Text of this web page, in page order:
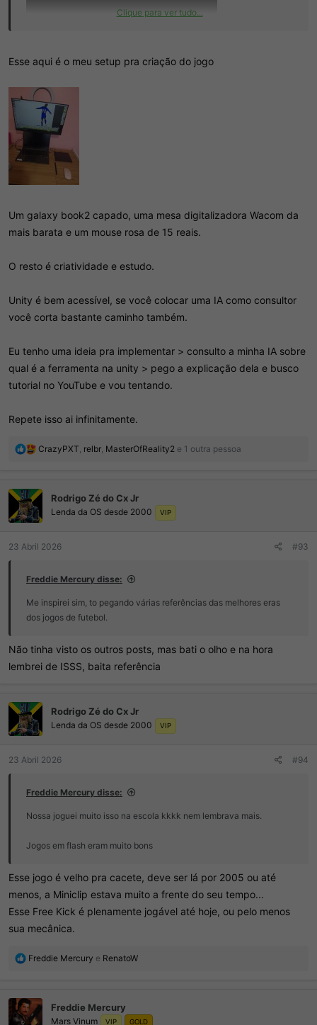
Clique para ver tudo...
Esse aqui é o meu setup pra criação do jogo
Um galaxy book2 capado, uma mesa digitalizadora Wacom da
mais barata e um mouse rosa de 15 reais.
O resto é criatividade e estudo.
Unity é bem acessível, se você colocar uma IA como consultor
você corta bastante caminho também.
Eu tenho uma ideia pra implementar > consulto a minha IA sobre
qual é a ferramenta na unity > pego a explicação dela e busco
tutorial no YouTube e vou tentando.
Repete isso ai infinitamente.
R
ç
õ
e
s
CrazyPXT, relbr, MasterOfReality2 e 1 outra pessoa
Rodrigo Zé do Cx Jr
Lenda da OS desde 2000 VIP
23 Abril 2026 #93
Freddie Mercury disse:
Me inspirei sim, to pegando várias referências das melhores eras
dos jogos de futebol.
Não tinha visto os outros posts, mas bati o olho e na hora
lembrei de ISSS, baita referência
Rodrigo Zé do Cx Jr
Lenda da OS desde 2000 VIP
23 Abril 2026 #94
Freddie Mercury disse:
Nossa joguei muito isso na escola kkkk nem lembrava mais.
Jogos em flash eram muito bons
Esse jogo é velho pra cacete, deve ser lá por 2005 ou até
menos, a Miniclip estava muito a frente do seu tempo...
Esse Free Kick é plenamente jogável até hoje, ou pelo menos
sua mecânica.
R
ç
õ
e
Freddie Mercury e RenatoW
Freddie Mercury
Mars Vinum VIP GOLD